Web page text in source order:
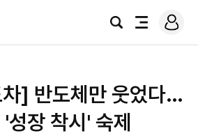
검
전
로
그
] 반도체만 웃었다…
성장 착시' 숙제